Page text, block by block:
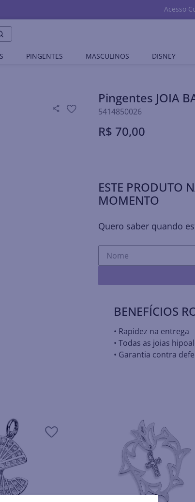
Acesso
PINGENTES MASCULINOS DISNEY
Pingentes JOIA
5414850026
R$ 70,00
ESTE PRODUTO
MOMENTO
Quero saber quando
BENEFÍCIOS
• Rapidez na entrega
• Todas as joias
• Garantia contra